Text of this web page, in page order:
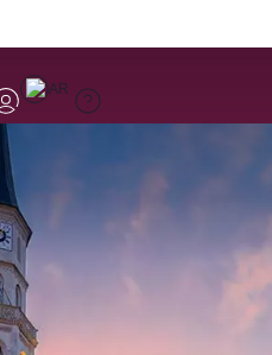
AR